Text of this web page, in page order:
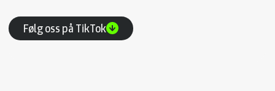
Følg oss på TikTok